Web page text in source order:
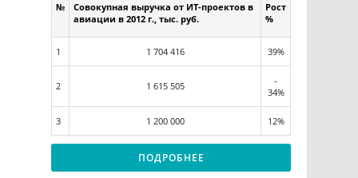
№
Совокупная выручка от ИТ-проектов в
авиации в 2012 г., тыс. руб.
Рост
%
1 1 704 416 39%
2 1 615 505
-
34%
3 1 200 000 12%
ПОДРОБНЕЕ